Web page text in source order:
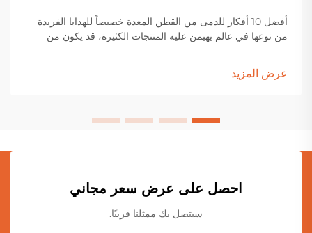
أفضل 10 أفكار للدمى من القطن المعدة خصيصاً للهدايا الفريدة
من نوعها في عالم يهيمن عليه المنتجات الكثيرة، قد يكون من
عرض المزيد
احصل على عرض سعر مجاني
سيتصل بك ممثلنا قريبًا.